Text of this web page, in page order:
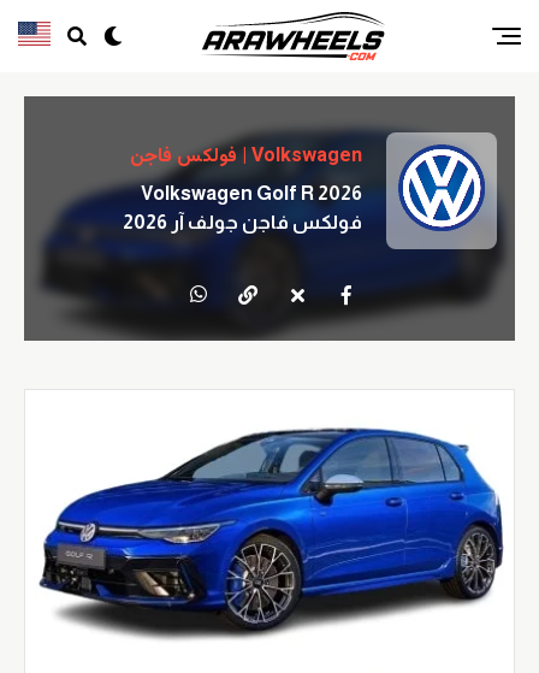
Volkswagen | فولكس فاجن
Volkswagen Golf R 2026
فولكس فاجن جولف آر 2026